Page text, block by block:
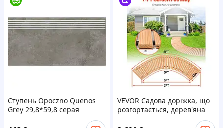
Ступень Opoczno Quenos
Grey 29,8*59,8 серая
VEVOR Садова доріжка, що
розгортається, дерев'яна
доріжка Садова сходинка,